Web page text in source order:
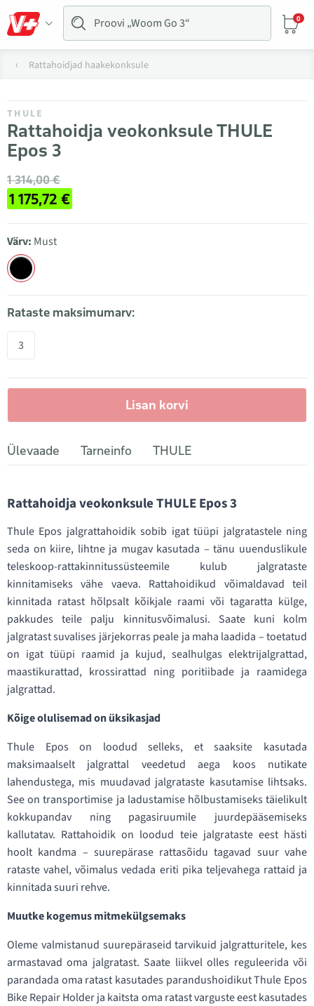
0
Rattahoidjad haakekonksule
THULE
Rattahoidja veokonksule THULE
Epos 3
1 314,00 €
1 175,72 €
Värv: Must
Rataste maksimumarv:
3
Lisan korvi
Ülevaade Tarneinfo THULE
Rattahoidja veokonksule THULE Epos 3
Thule Epos jalgrattahoidik sobib igat tüüpi jalgratastele ning
seda on kiire, lihtne ja mugav kasutada – tänu uuenduslikule
teleskoop-rattakinnitussüsteemile kulub jalgrataste
kinnitamiseks vähe vaeva. Rattahoidikud võimaldavad teil
kinnitada ratast hõlpsalt kõikjale raami või tagaratta külge,
pakkudes teile palju kinnitusvõimalusi. Saate kuni kolm
jalgratast suvalises järjekorras peale ja maha laadida – toetatud
on igat tüüpi raamid ja kujud, sealhulgas elektrijalgrattad,
maastikurattad, krossirattad ning poritiibade ja raamidega
jalgrattad.
Kõige olulisemad on üksikasjad
Thule Epos on loodud selleks, et saaksite kasutada
maksimaalselt jalgrattal veedetud aega koos nutikate
lahendustega, mis muudavad jalgrataste kasutamise lihtsaks.
See on transportimise ja ladustamise hõlbustamiseks täielikult
kokkupandav ning pagasiruumile juurdepääsemiseks
kallutatav. Rattahoidik on loodud teie jalgrataste eest hästi
hoolt kandma – suurepärase rattasõidu tagavad suur vahe
rataste vahel, võimalus vedada eriti pika teljevahega rattaid ja
kinnitada suuri rehve.
Muutke kogemus mitmekülgsemaks
Oleme valmistanud suurepäraseid tarvikuid jalgratturitele, kes
armastavad oma jalgratast. Saate liikvel olles reguleerida või
parandada oma ratast kasutades parandushoidikut Thule Epos
Bike Repair Holder ja kaitsta oma ratast varguste eest kasutades